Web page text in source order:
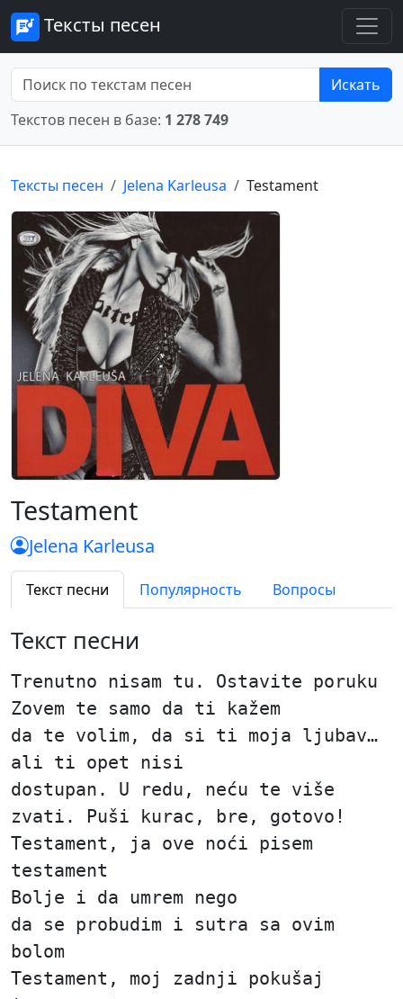
Тексты песен
Искать
Текстов песен в базе: 1 278 749
Тексты песен Jelena Karleusa Testament
Testament
Jelena Karleusa
Текст песни Популярность Вопросы
Текст песни
Trenutno nisam tu. Ostavite poruku
Zovem te samo da ti kažem
da te volim, da si ti moja ljubav…
ali ti opet nisi
dostupan. U redu, neću te više
zvati. Puši kurac, bre, gotovo!
Testament, ja ove noći pisem
testament
Bolje i da umrem nego
da se probudim i sutra sa ovim
bolom
Testament, moj zadnji pokušaj